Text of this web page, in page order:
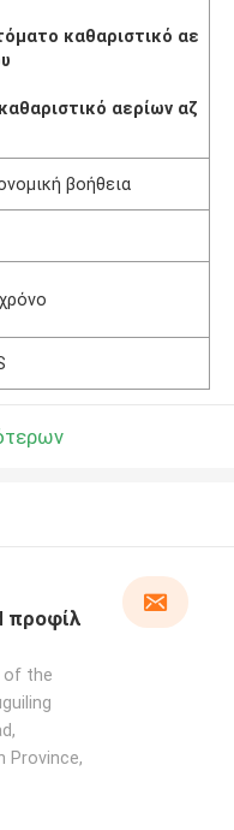
καθαριστικό αε
αερίων αζ
βοήθεια
προφίλ
of the
Province,